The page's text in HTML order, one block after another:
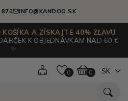
INFO@KANDOO.SK
A ZÍSKAJTE 40% ZĽAVU
K OBJEDNÁVKAM NAD 60 €
✨
0 0 SK